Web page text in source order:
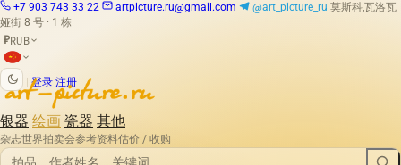
+7 903 743 33 22 artpicture.ru@gmail.com @art_picture_ru 莫斯科,瓦洛瓦
娅街 8 号 · 1 栋
₽RUB
登录 注册
银器 绘画 瓷器 其他
杂志世界拍卖会参考资料估价 / 收购